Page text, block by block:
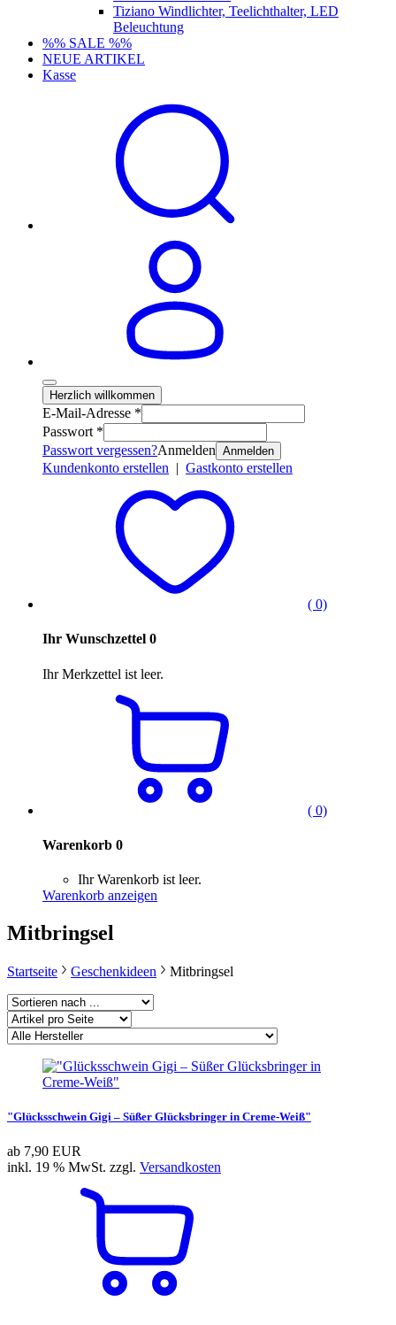
Tiziano Windlichter, Teelichthalter, LED
Beleuchtung
%% SALE %%
NEUE ARTIKEL
Kasse
Herzlich willkommen
E-Mail-Adresse *
Passwort *
Passwort vergessen?Anmelden Anmelden
Kundenkonto erstellen | Gastkonto erstellen
( 0)
Ihr Wunschzettel 0
Ihr Merkzettel ist leer.
( 0)
Warenkorb 0
Ihr Warenkorb ist leer.
Warenkorb anzeigen
Mitbringsel
Startseite Geschenkideen Mitbringsel
"Glücksschwein Gigi – Süßer Glücksbringer in Creme-Weiß"
ab 7,90 EUR
inkl. 19 % MwSt. zzgl. Versandkosten